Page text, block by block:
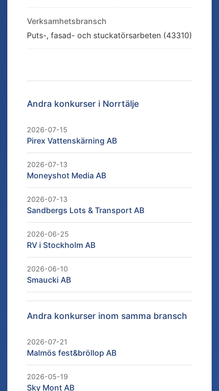
Verksamhetsbransch
Puts-, fasad- och stuckatörsarbeten (43310)
Andra konkurser i Norrtälje
2026-07-15
Pirex Vattenskärning AB
2026-07-13
Moneyshot Media AB
2026-07-13
Sandbergs Lots & Transport AB
2026-06-25
RV i Stockholm AB
2026-06-10
Smaucki AB
Andra konkurser inom samma bransch
2026-07-21
Malmös fest&bröllop AB
2026-05-19
Sky Mont AB